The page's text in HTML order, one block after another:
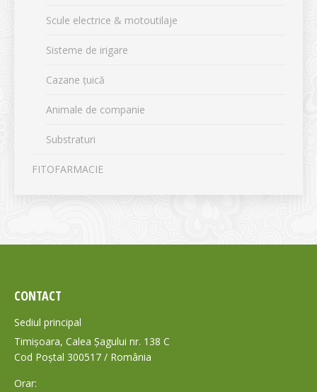
Scule electrice & motoutilaje
Sisteme de irigare
Cazane țuică
Animale de companie
Substraturi
FITOFARMACIE
CONTACT
Sediul principal
Timișoara, Calea Șagului nr. 138 C
Cod Poștal 300517 / România
Orar: